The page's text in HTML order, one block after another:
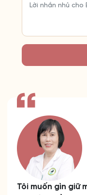
Tôi muốn gìn giữ